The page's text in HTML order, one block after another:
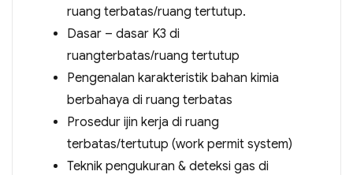
ruang terbatas/ruang tertutup.
Dasar – dasar K3 di
ruangterbatas/ruang tertutup
Pengenalan karakteristik bahan kimia
berbahaya di ruang terbatas
Prosedur ijin kerja di ruang
terbatas/tertutup (work permit system)
Teknik pengukuran & deteksi gas di